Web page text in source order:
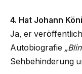
4. Hat Johann
Ja, er
Autobiografie
Sehbehinderung